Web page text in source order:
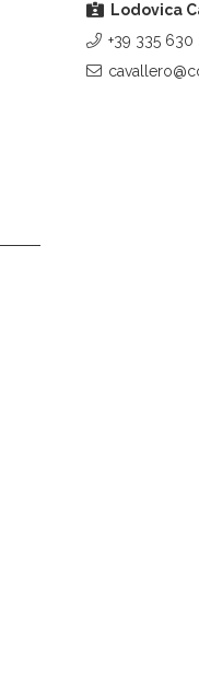
Lodovica
+39 335 630